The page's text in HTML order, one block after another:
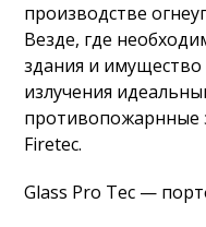
производстве
Везде, где
здания и
излучения
противопожарнные
Firetec.
Glass Pro Tec —